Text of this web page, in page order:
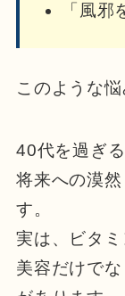
「風邪
このような
40代を過ぎ
将来への漠
す。
実は、ビタ
美容だけで